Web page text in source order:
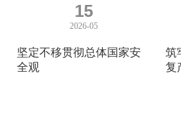
15
2026-05
坚定不移贯彻总体国家安
全观
筑
复